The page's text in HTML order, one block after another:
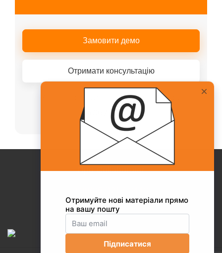
Замовити демо
Отримати консультацію
Або телефонуйте нашому менеджеру
+38(067)217-0440
Про Collaborator